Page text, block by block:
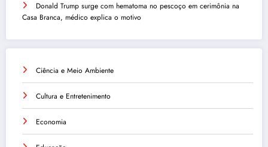
Donald Trump surge com hematoma no pescoço em cerimônia na
Casa Branca, médico explica o motivo
Ciência e Meio Ambiente
Cultura e Entretenimento
Economia